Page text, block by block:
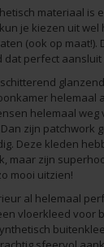
materiaal is
je kiezen uit
(ook op maat!).
dat perfect
helemaal
helemaal
zijn patchwork
Deze kleden
maar zijn
mooi uitzien!
al helemaal
vloerkleed voor